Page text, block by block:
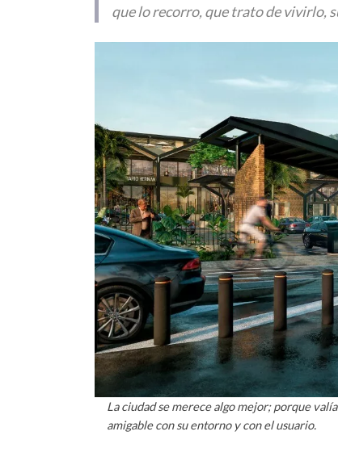
que lo recorro, que trato de vivirlo,
La ciudad se merece algo mejor; porque
amigable con su entorno y con el usuario.